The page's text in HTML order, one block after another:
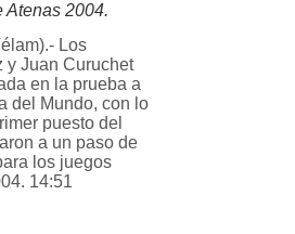
Atenas 2004.
Los
y Juan Curuchet
en la prueba a
del Mundo, con lo
puesto del
a un paso de
los juegos
14:51